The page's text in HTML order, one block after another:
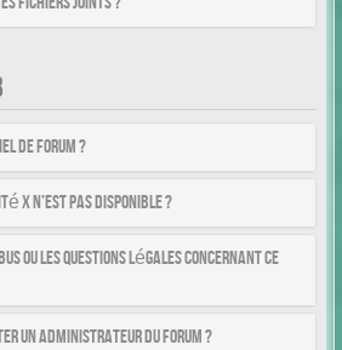
de forum ?
X n’est pas disponible ?
ou les questions légales concernant ce
un administrateur du forum ?